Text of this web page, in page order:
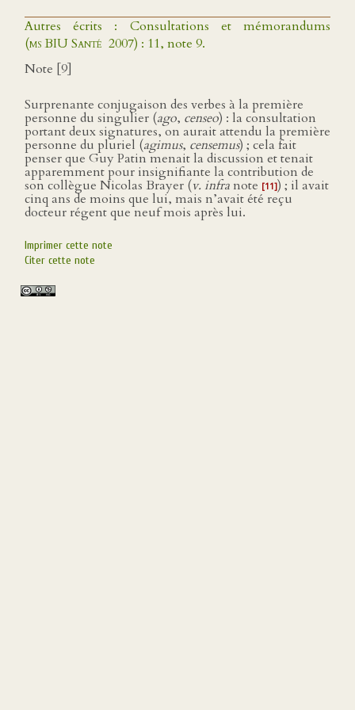
Autres écrits : Consultations et mémorandums
(ms BIU Santé 2007) : 11, note 9.
Note [9]
Surprenante conjugaison des verbes à la première
personne du singulier (ago, censeo) : la consultation
portant deux signatures, on aurait attendu la première
personne du pluriel (agimus, censemus) ; cela fait
penser que Guy Patin menait la discussion et tenait
apparemment pour insignifiante la contribution de
son collègue Nicolas Brayer (v. infra note [11]) ; il avait
cinq ans de moins que lui, mais n’avait été reçu
docteur régent que neuf mois après lui.
Imprimer cette note
Citer cette note